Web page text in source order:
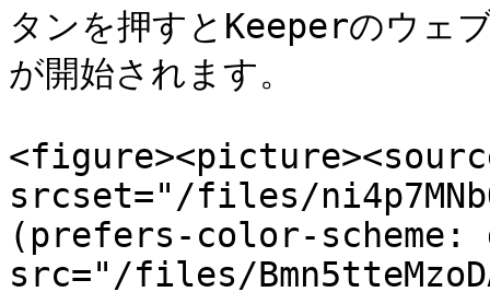
タンを押すとKeeperのウェ
が開始されます。
srcset="/files/
(prefers-color-scheme:
src="/files/